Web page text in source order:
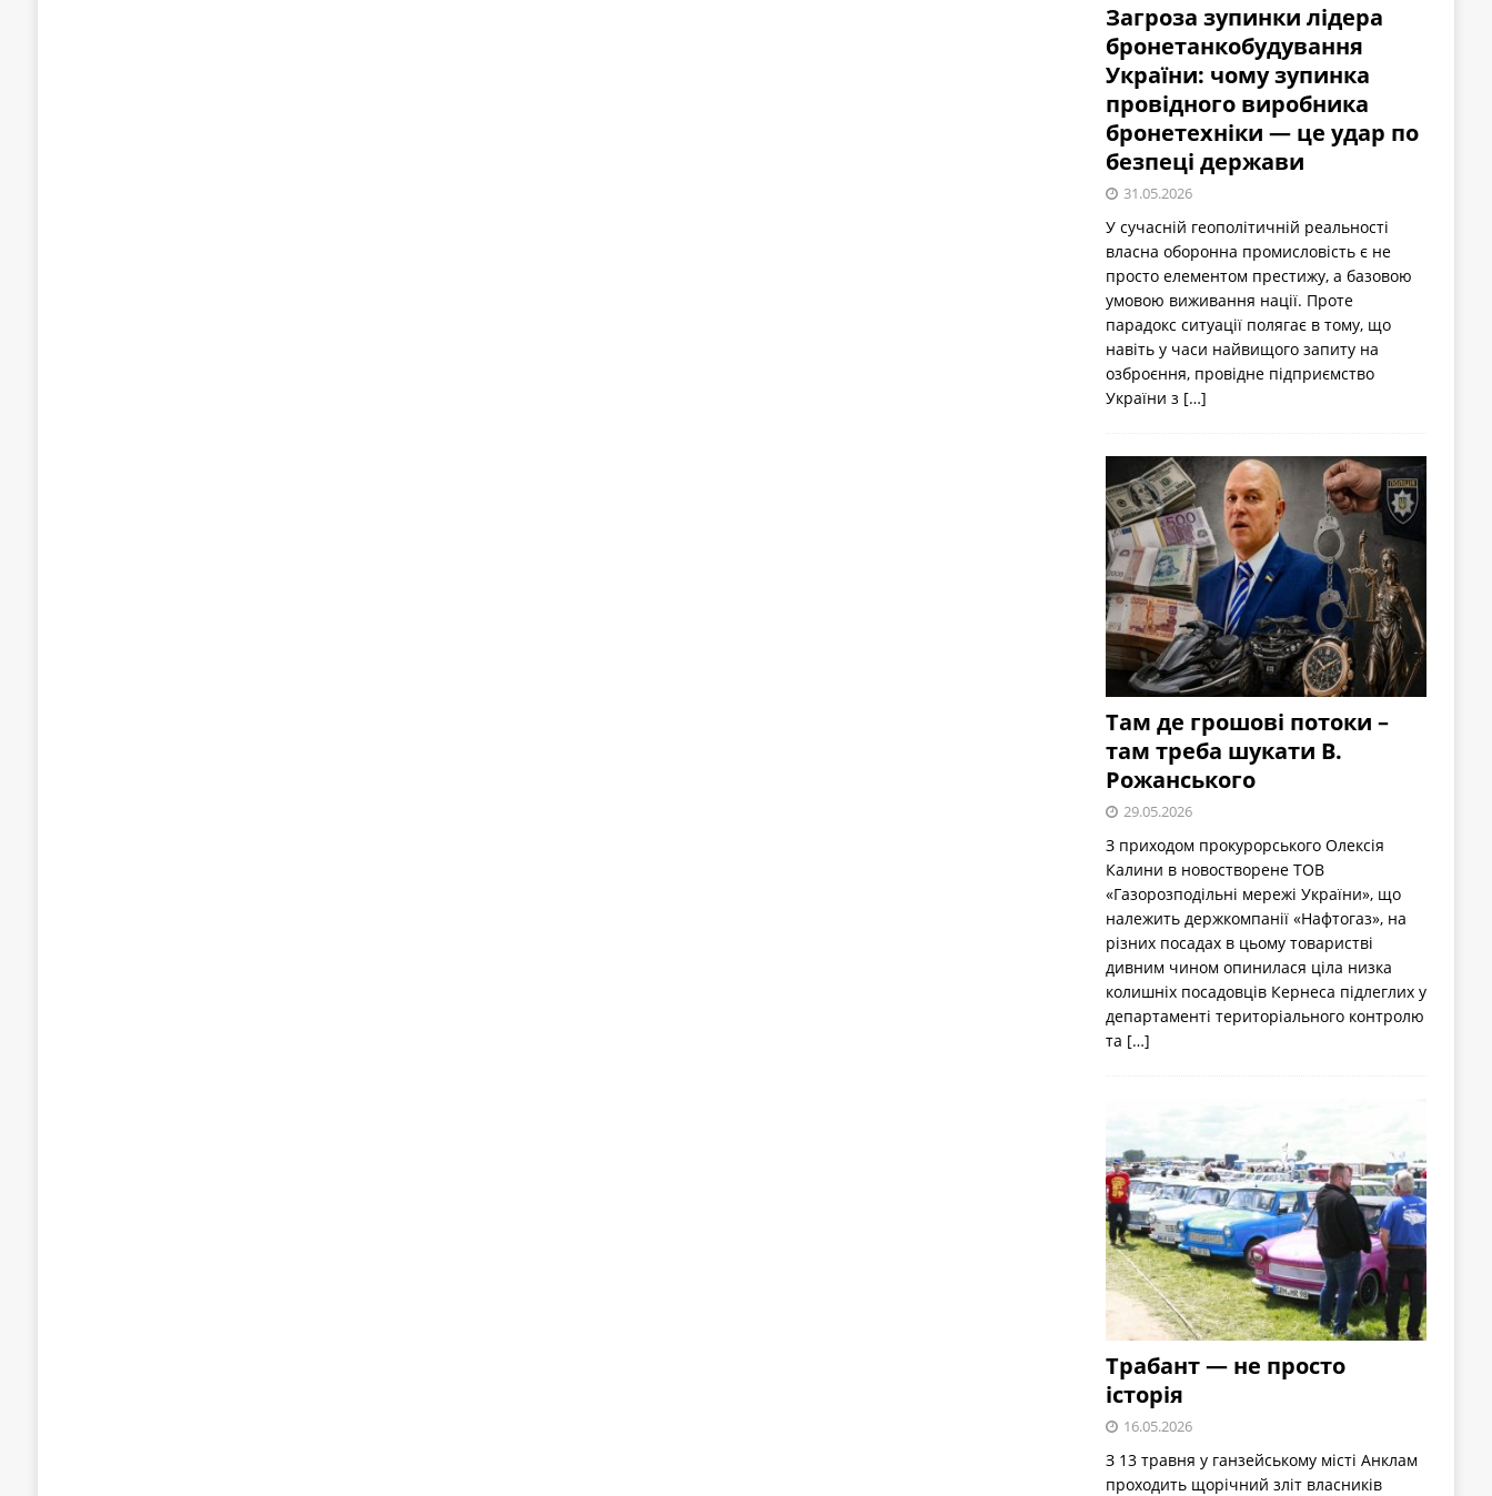
Загроза зупинки лідера
бронетанкобудування
України: чому зупинка
провідного виробника
бронетехніки — це удар по
безпеці держави
31.05.2026
У сучасній геополітичній реальності
власна оборонна промисловість є не
просто елементом престижу, а базовою
умовою виживання нації. Проте
парадокс ситуації полягає в тому, що
навіть у часи найвищого запиту на
озброєння, провідне підприємство
України з […]
Там де грошові потоки –
там треба шукати В.
Рожанського
29.05.2026
З приходом прокурорського Олексія
Калини в новостворене ТОВ
«Газорозподільні мережі України», що
належить держкомпанії «Нафтогаз», на
різних посадах в цьому товаристві
дивним чином опинилася ціла низка
колишніх посадовців Кернеса підлеглих у
департаменті територіального контролю
та […]
Трабант — не просто
історія
16.05.2026
З 13 травня у ганзейському місті Анклам
проходить щорічний зліт власників